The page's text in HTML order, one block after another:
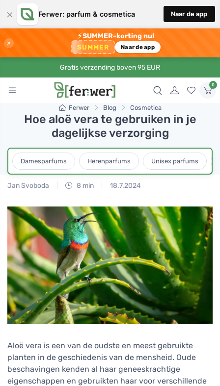
× Ferwer: parfum & cosmetica Naar de app
×
⚡SUMMER-korting nu!
SUMMER Naar de app
Gratis verzending boven 95 EUR
0
Ferwer Blog Cosmetica
Hoe aloë vera te gebruiken in je
dagelijkse verzorging
Damesparfums Herenparfums Unisex parfums
Jan Svoboda 8 min 18.7.2024
Aloë vera is een van de oudste en meest gebruikte
planten in de geschiedenis van de mensheid. Oude
beschavingen kenden al haar geneeskrachtige
eigenschappen en gebruikten haar voor verschillende